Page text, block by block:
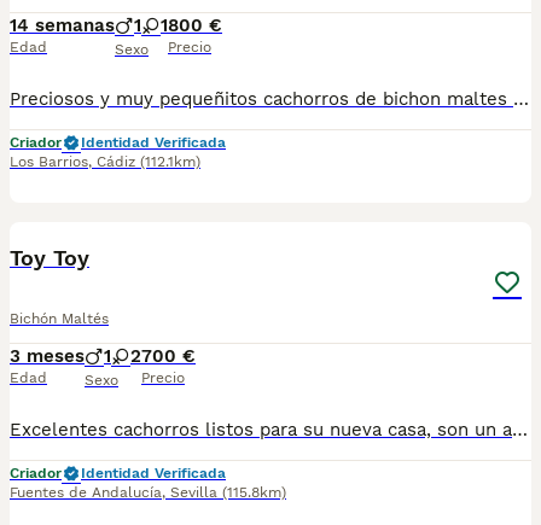
14 semanas
Edad
1 1
Sexo
800 €
Precio
Preciosos y muy pequeñitos cachorros de bichon maltes , nacidos el 27-04-2026 , desparasitados y vacunados con arreglo a su edad , cartilla sanitaria , padres con pedigree , cachorros con pedidree aportando un suplemento en el precio . Precio a partir de 800 € , según tamaño y sexo
Criador
Identidad Verificada
Los Barrios, Cádiz (112.1km)
Toy Toy
Bichón Maltés
3 meses
Edad
1 2
Sexo
700 €
Precio
Excelentes cachorros listos para su nueva casa, son un amor. Pueden venir a verlos y escoger personalmente, o mediante videollamada o wuasap. Estaremos encantados de atenderlos.
Criador
Identidad Verificada
Fuentes de Andalucía, Sevilla (115.8km)